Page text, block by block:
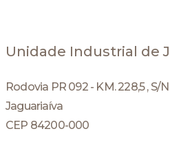
Unidade Industrial de
Rodovia PR 092 - KM. 228,5 , S/N
Jaguariaíva
CEP 84200-000